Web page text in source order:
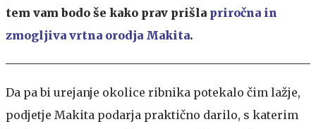
tem vam bodo še kako prav prišla priročna in
zmogljiva vrtna orodja Makita.
Da pa bi urejanje okolice ribnika potekalo čim lažje,
podjetje Makita podarja praktično darilo, s katerim